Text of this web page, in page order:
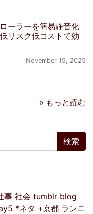
ーラーを簡易静音化
リスク低コストで効
November 15, 2025
» もっと読む
事 社会 tumblr blog
*ネタ +京都 ランニ